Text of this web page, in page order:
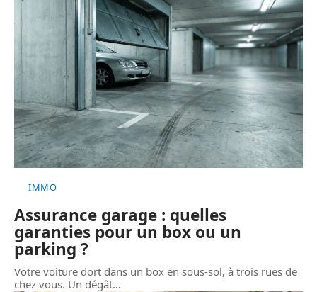
IMMO
Assurance garage : quelles
garanties pour un box ou un
parking ?
Votre voiture dort dans un box en sous-sol, à trois rues de
chez vous. Un dégât…